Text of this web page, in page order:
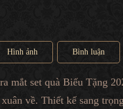
Hình ảnh Bình luận
ra mắt set quà Biếu Tặng
về. Thiết kế sang